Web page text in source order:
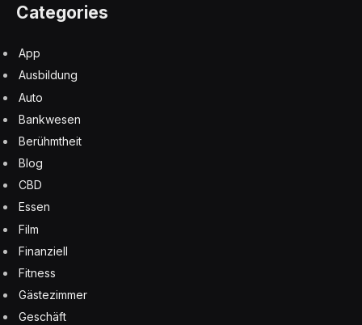
Categories
App
Ausbildung
Auto
Bankwesen
Berühmtheit
Blog
CBD
Essen
Film
Finanziell
Fitness
Gästezimmer
Geschäft